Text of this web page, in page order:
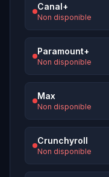
Canal+
Non disponible
Paramount+
Non disponible
Max
Non disponible
Crunchyroll
Non disponible